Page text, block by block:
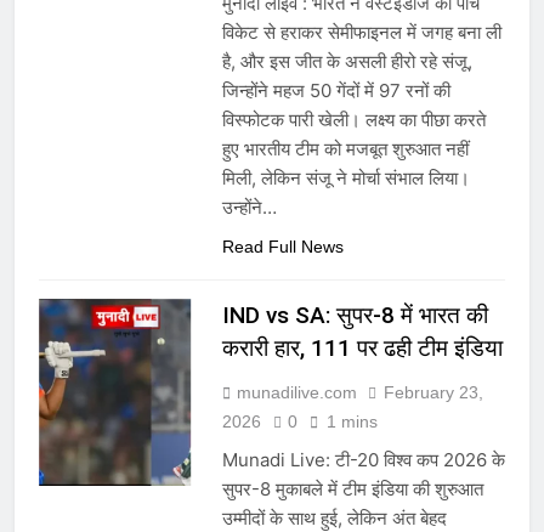
विकेट से हराकर सेमीफाइनल में जगह बना ली
है, और इस जीत के असली हीरो रहे संजू,
जिन्होंने महज 50 गेंदों में 97 रनों की
विस्फोटक पारी खेली। लक्ष्य का पीछा करते
हुए भारतीय टीम को मजबूत शुरुआत नहीं
मिली, लेकिन संजू ने मोर्चा संभाल लिया।
उन्होंने…
Read Full News
IND vs SA: सुपर-8 में भारत की
करारी हार, 111 पर ढही टीम इंडिया
munadilive.com
February 23,
2026
0 1 mins
Munadi Live: टी-20 विश्व कप 2026 के
सुपर-8 मुकाबले में टीम इंडिया की शुरुआत
उम्मीदों के साथ हुई, लेकिन अंत बेहद